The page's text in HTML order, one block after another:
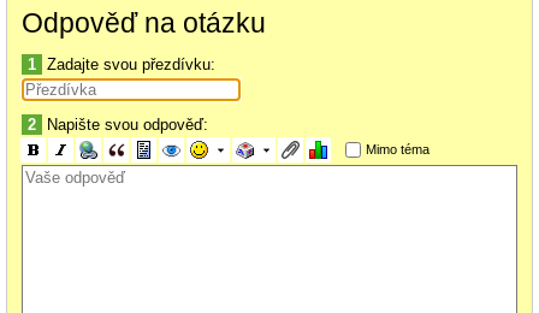
Odpověď na otázku
1 Zadajte svou přezdívku:
2 Napište svou odpověď:
Mimo téma